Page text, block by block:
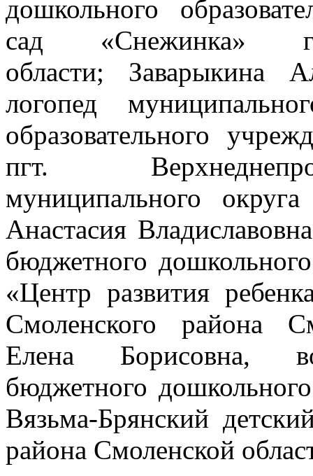
дошкольного
сад «Снежинка»
области; Заварыкина
логопед
образовательного
пгт.
муниципального
Анастасия
бюджетного
«Центр развития
Смоленского района
Елена Борисовна,
бюджетного
Вязьма-Брянский
района Смоленской